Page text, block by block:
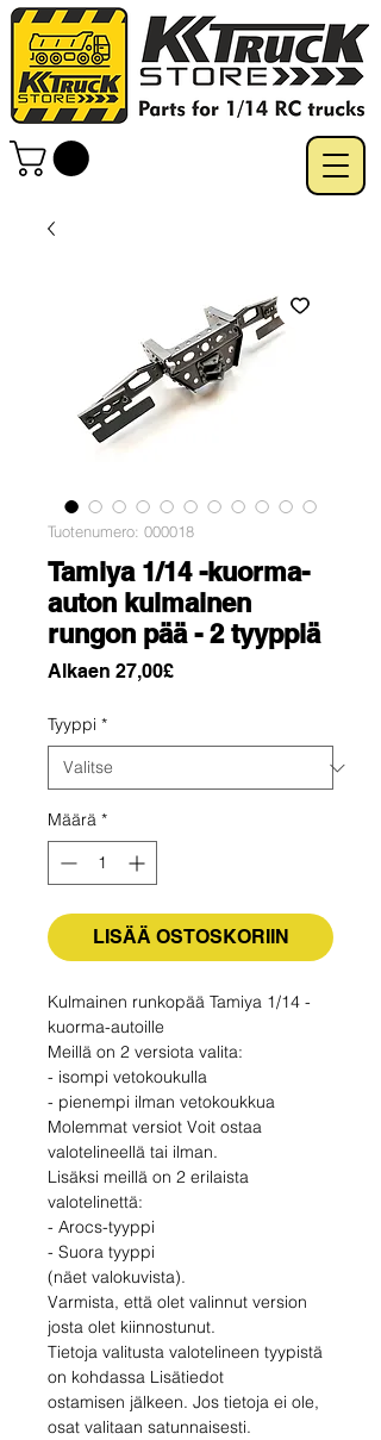
Tuotenumero: 000018
Tamiya 1/14 -kuorma-
auton kulmainen
rungon pää - 2 tyyppiä
Alkaen 27,00£Alehinta
Tyyppi *
Määrä *
LISÄÄ OSTOSKORIIN
Kulmainen runkopää Tamiya 1/14 -
kuorma-autoille
Meillä on 2 versiota valita:
- isompi vetokoukulla
- pienempi ilman vetokoukkua
Molemmat versiot Voit ostaa
valotelineellä tai ilman.
Lisäksi meillä on 2 erilaista
valotelinettä:
- Arocs-tyyppi
- Suora tyyppi
(näet valokuvista).
Varmista, että olet valinnut version
josta olet kiinnostunut.
Tietoja valitusta valotelineen tyypistä
on kohdassa Lisätiedot
ostamisen jälkeen. Jos tietoja ei ole,
osat valitaan satunnaisesti.